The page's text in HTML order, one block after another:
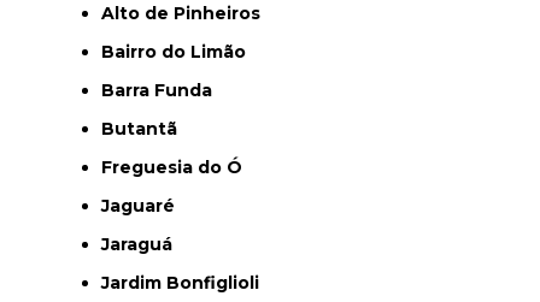
Alto de Pinheiros
Bairro do Limão
Barra Funda
Butantã
Freguesia do Ó
Jaguaré
Jaraguá
Jardim Bonfiglioli